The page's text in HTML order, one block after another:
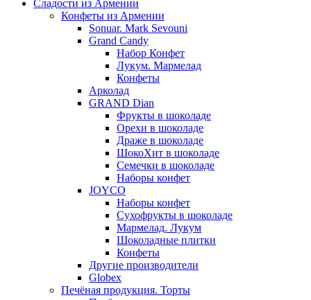
Сладости из Армении
Конфеты из Армении
Sonuar. Mark Sevouni
Grand Candy
Набор Конфет
Лукум. Мармелад
Конфеты
Арколад
GRAND Dian
Фрукты в шоколаде
Орехи в шоколаде
Драже в шоколаде
ШокоХит в шоколаде
Семечки в шоколаде
Наборы конфет
JOYCO
Наборы конфет
Сухофрукты в шоколаде
Мармелад. Лукум
Шоколадные плитки
Конфеты
Другие производители
Globex
Печёная продукция. Торты